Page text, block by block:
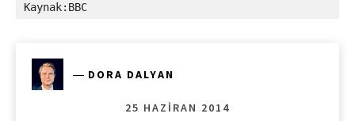
Kaynak:BBC
― DORA DALYAN
25 HAZIRAN 2014